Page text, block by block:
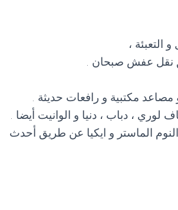
التعبئة ،
نقل عفش صبحان .
مكتبية و رافعات حديثة .
، دباب ، دنيا و الوانيت أيضا .
الماستر و ايكيا عن طريق أحدث